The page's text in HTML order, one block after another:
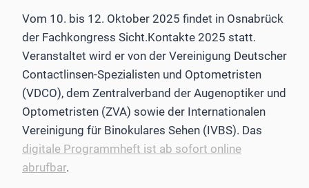
Vom 10. bis 12. Oktober 2025 findet in Osnabrück
der Fachkongress Sicht.Kontakte 2025 statt.
Veranstaltet wird er von der Vereinigung Deutscher
Contactlinsen-Spezialisten und Optometristen
(VDCO), dem Zentralverband der Augenoptiker und
Optometristen (ZVA) sowie der Internationalen
Vereinigung für Binokulares Sehen (IVBS). Das
digitale Programmheft ist ab sofort online
abrufbar.